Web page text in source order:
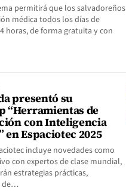
permitirá que los salvadoreños
médica todos los días de
horas, de forma gratuita y con
presentó su
“Herramientas de
con Inteligencia
Espaciotec 2025
incluye novedades como
con expertos de clase mundial,
estrategias prácticas,
de…